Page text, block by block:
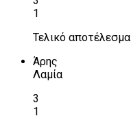
1
Τελικό αποτέλεσμα
Άρης
Λαμία
3
1